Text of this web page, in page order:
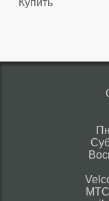
Купить